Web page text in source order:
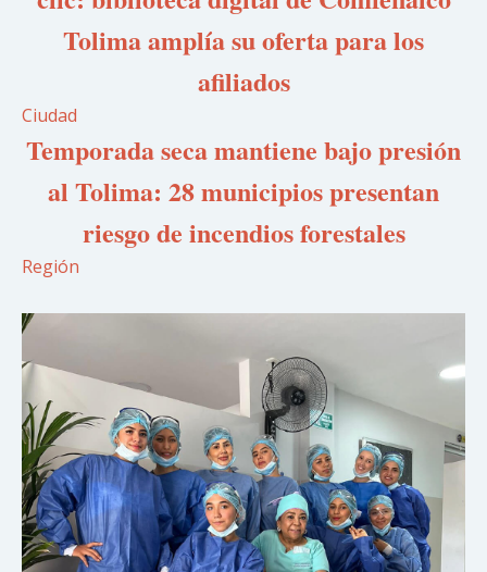
Tolima amplía su oferta para los
afiliados
Ciudad
Temporada seca mantiene bajo presión
al Tolima: 28 municipios presentan
riesgo de incendios forestales
Región